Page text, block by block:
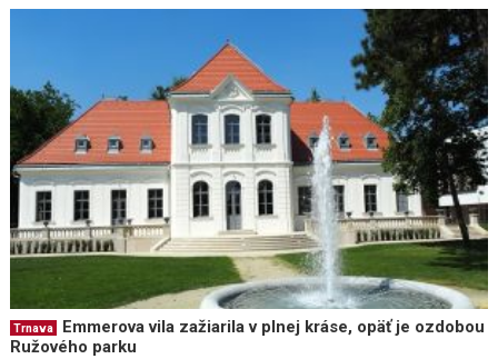
Trnava
Emmerova vila zažiarila v plnej kráse, opäť je ozdobou
Ružového parku